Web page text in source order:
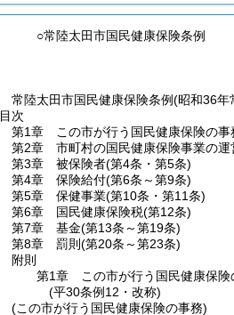
○常陸太田市国民健康保険条例
常陸太田市国民健康保険条例(昭和36年
目次
第1章
この市が行う国民健康保険の事
第2章
市町村の国民健康保険事業の
第3章
被保険者(第4条・第5条)
第4章
保険給付(第6条～第9条)
第5章
保健事業(第10条・第11条)
第6章
国民健康保険税(第12条)
第7章
基金(第13条～第19条)
第8章
罰則 (第20条～第23条)
附則
第1章
この市が行う国民健康保険
(平30条例12・改称)
(この市が行う国民健康保険の事務)